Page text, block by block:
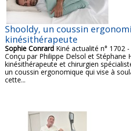
Shooldy, un coussin
kinésithérapeute
Sophie Conrard Kiné actualité n° 1702
Conçu par Philippe Delsol et Stéphane
kinésithérapeute et chirurgien
un coussin ergonomique qui vise à
cette...